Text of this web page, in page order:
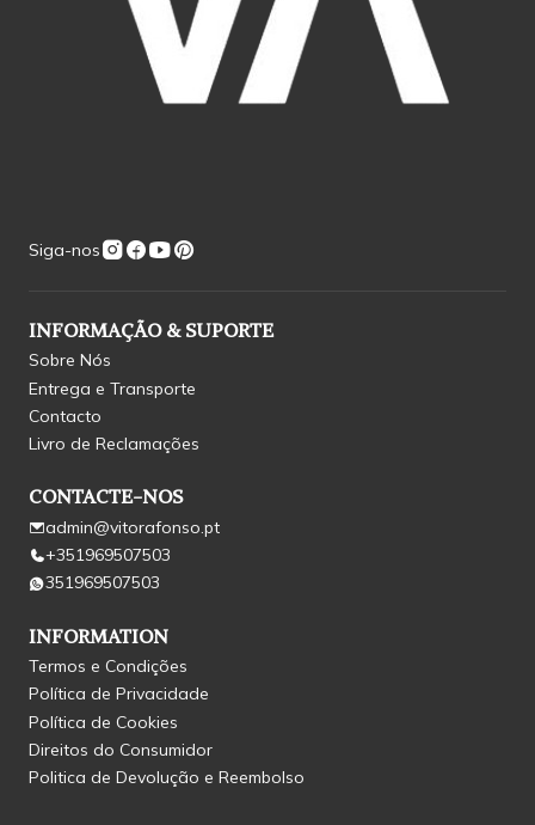
Siga-nos
INFORMAÇÃO & SUPORTE
Sobre Nós
Entrega e Transporte
Contacto
Livro de Reclamações
CONTACTE-NOS
admin@vitorafonso.pt
+351969507503
351969507503
INFORMATION
Termos e Condições
Política de Privacidade
Política de Cookies
Direitos do Consumidor
Politica de Devolução e Reembolso